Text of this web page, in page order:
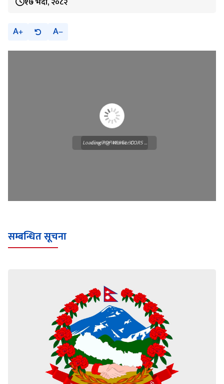
A A
Loading WEBGL 3D ...
Loading PDF Worker CORS ...
सम्बन्धित सूचना